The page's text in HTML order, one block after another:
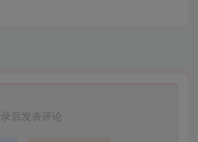
后发表评论